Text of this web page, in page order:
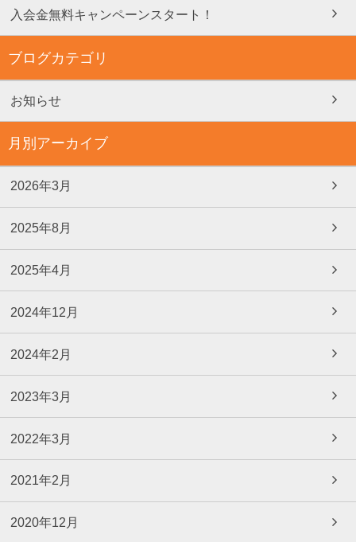
入会金無料キャンペーンスタート！
ブログカテゴリ
お知らせ
月別アーカイブ
2026年3月
2025年8月
2025年4月
2024年12月
2024年2月
2023年3月
2022年3月
2021年2月
2020年12月